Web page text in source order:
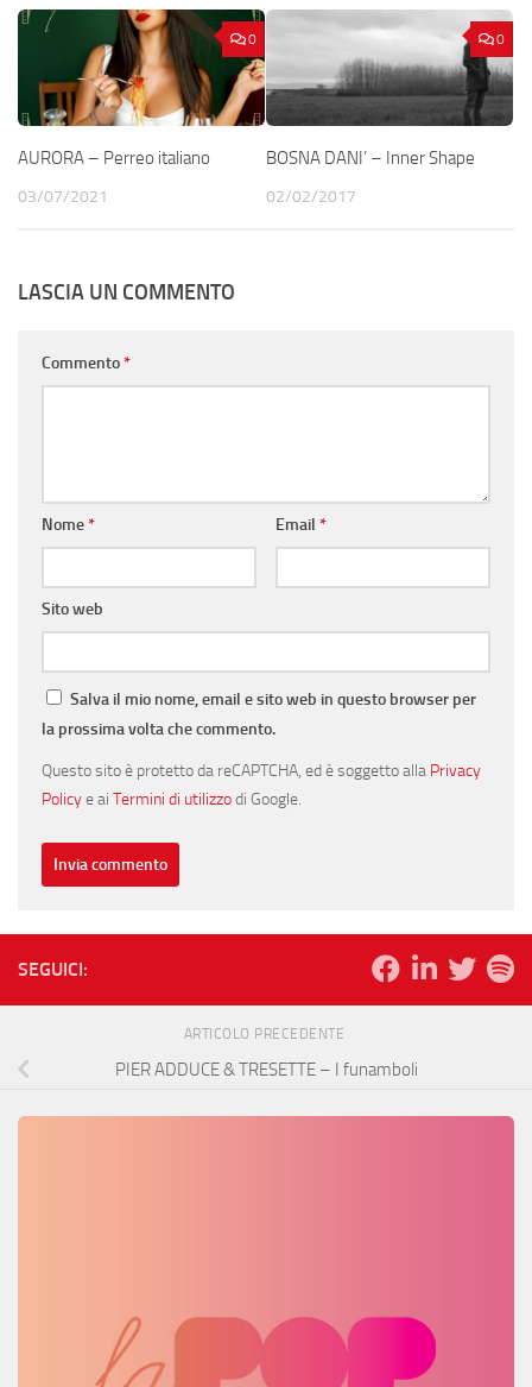
0
AURORA – Perreo italiano
03/07/2021
0
BOSNA DANI’ – Inner Shape
02/02/2017
LASCIA UN COMMENTO
Commento*
Nome* Email *
Sito web
Salva il mio nome, email e sito web in questo browser per
la prossima volta che commento.
Questo sito è protetto da reCAPTCHA, ed è soggetto alla Privacy
Policye ai Termini di utilizzodi Google.
SEGUICI:
ARTICOLO PRECEDENTE
PIER ADDUCE & TRESETTE – I funamboli